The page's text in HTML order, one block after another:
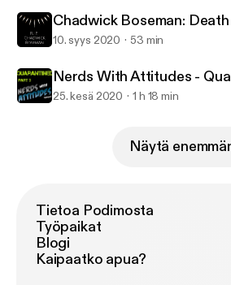
Chadwick Boseman:
10. syys 2020 53 min
Nerds With Attitudes -
25. kesä 2020 1 h 18 min
Näytä
Tietoa Podimosta
Työpaikat
Blogi
Kaipaatko apua?